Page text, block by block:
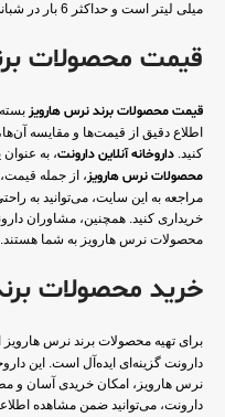
میلی لیتر است و حداکثر 6 بار در شبانه روز می‌توان از آن استفاده کرد.
قیمت محصولات
قیمت محصولات برند نرس هارویز
اطلاع دقیق از قیمت‌ها و مقایسه آن‌ها،
کنید. داروخانه آنلاین دارونت، به
محصولات نرس هارویز ، از جمله
مراجعه به این سایت، می‌توانید به
خریداری کنید. همچنین، مشاوران
محصولات نرس هارویز به شما هستند.
خرید محصولات
برای تهیه محصولات برند نرس هارویز
دارونت گزینه‌ای ایده‌آل است. این
نرس هارویز، امکان خریدی آسان و
دارونت، می‌توانید ضمن مشاهده